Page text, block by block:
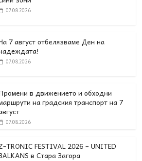
07.08.2026
7 август отбелязваме Ден на
07.08.2026
в движението и обходни
на градския транспорт на 7
07.08.2026
TRONIC FESTIVAL 2026 – UNITED
в Стара Загора